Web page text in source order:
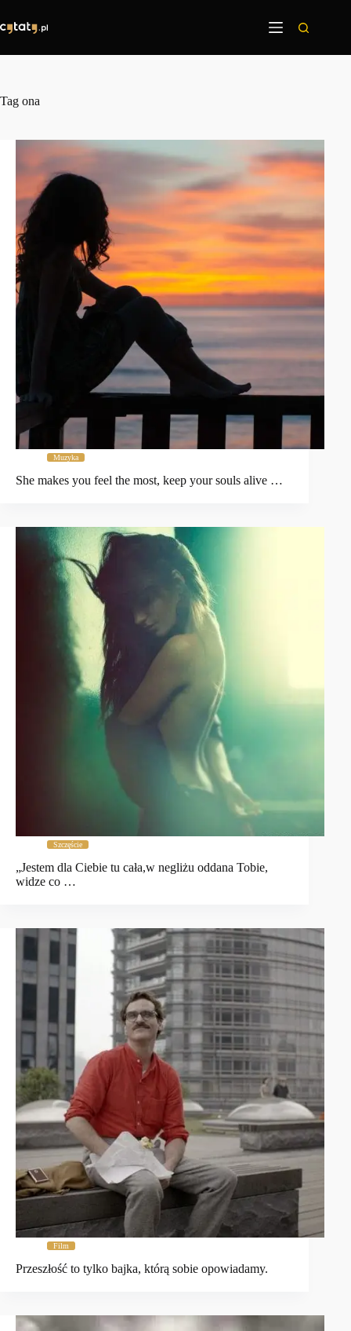
treści
Tag ona
Muzyka
She makes you feel the most, keep your souls alive …
Szczęście
„Jestem dla Ciebie tu cała,w negliżu oddana Tobie,
widze co …
Film
Przeszłość to tylko bajka, którą sobie opowiadamy.